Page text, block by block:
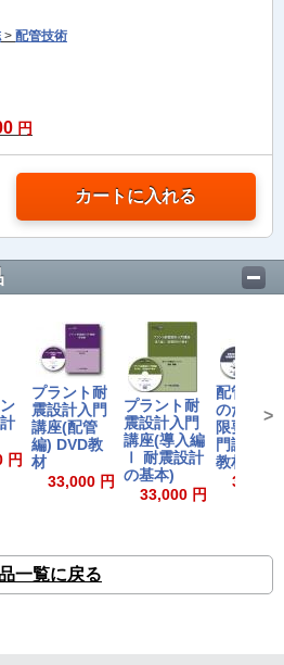
> 配管技術
円
カートに入れる
円
プラント耐
震設計入門
講座(配管
編) DVD教
材
33,000 円
プラント耐
震設計入門
講座(導入編
Ⅰ 耐震設計
の基本)
33,000 円
配管技術
のための
限要素法
門講座
教材
33,000
>
一覧に戻る